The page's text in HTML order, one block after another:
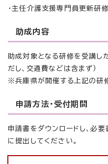
・主任介護支援専門員更新研修
助成内容
助成対象となる研修を受講し
だし、交通費などは含まず）
※兵庫県が開催する上記の研
申請方法・受付期間
申請書をダウンロードし、必
に提出してください。